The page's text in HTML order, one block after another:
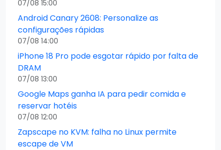
07/08 15:00
Android Canary 2608: Personalize as
configurações rápidas
07/08 14:00
iPhone 18 Pro pode esgotar rápido por falta de
DRAM
07/08 13:00
Google Maps ganha IA para pedir comida e
reservar hotéis
07/08 12:00
Zapscape no KVM: falha no Linux permite
escape de VM